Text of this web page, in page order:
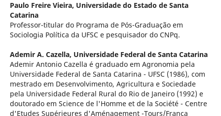
Paulo Freire Vieira, Universidade do Estado de Santa
Catarina
Professor-titular do Programa de Pós-Graduação em
Sociologia Política da UFSC e pesquisador do CNPq.
Ademir A. Cazella, Universidade Federal de Santa Catarina
Ademir Antonio Cazella é graduado em Agronomia pela
Universidade Federal de Santa Catarina - UFSC (1986), com
mestrado em Desenvolvimento, Agricultura e Sociedade
pela Universidade Federal Rural do Rio de Janeiro (1992) e
doutorado em Science de l'Homme et de la Société - Centre
d'Etudes Supérieures d'Aménagement -Tours/França